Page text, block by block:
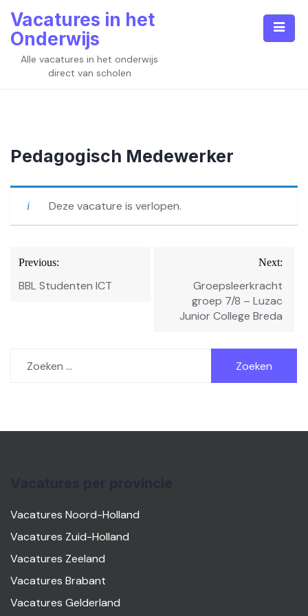
content
Vacatures in het
Onderwijs
Alle vacatures in het onderwijs
direct van scholen
Pedagogisch Medewerker
Deze vacature is verlopen.
Bericht
navigatie
Previous:
BBL Studenten ICT
Next:
Groepsleerkracht
groep 7/8 – Luzac
Junior College Breda
naar:
Vacatures Noord-Holland
Vacatures Zuid-Holland
Vacatures Zeeland
Vacatures Brabant
Vacatures Gelderland